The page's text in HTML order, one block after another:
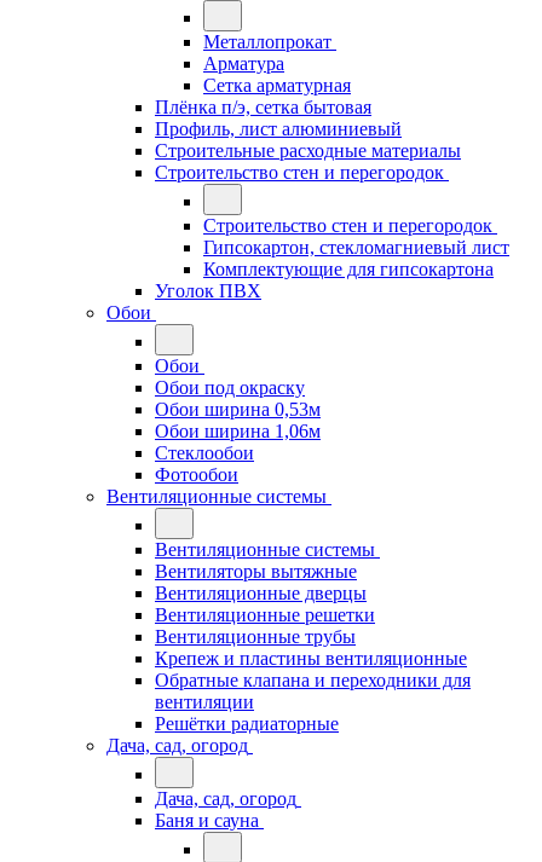
Металлопрокат
Арматура
Сетка арматурная
Плёнка п/э, сетка бытовая
Профиль, лист алюминиевый
Строительные расходные материалы
Строительство стен и перегородок
Строительство стен и перегородок
Гипсокартон, стекломагниевый лист
Комплектующие для гипсокартона
Уголок ПВХ
Обои
Обои
Обои под окраску
Обои ширина 0,53м
Обои ширина 1,06м
Стеклообои
Фотообои
Вентиляционные системы
Вентиляционные системы
Вентиляторы вытяжные
Вентиляционные дверцы
Вентиляционные решетки
Вентиляционные трубы
Крепеж и пластины вентиляционные
Обратные клапана и переходники для
вентиляции
Решётки радиаторные
Дача, сад, огород
Дача, сад, огород
Баня и сауна